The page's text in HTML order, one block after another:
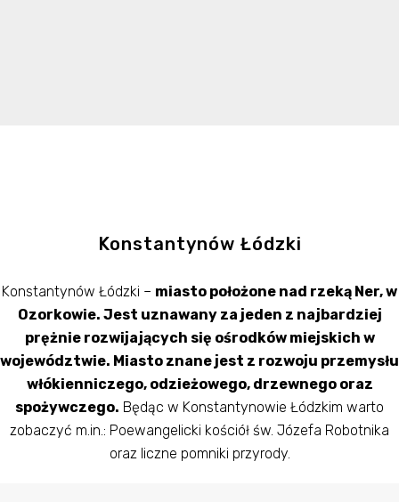
Konstantynów Łódzki
Konstantynów Łódzki – miasto położone nad rzeką Ner, w
Ozorkowie. Jest uznawany za jeden z najbardziej
prężnie rozwijających się ośrodków miejskich w
województwie. Miasto znane jest z rozwoju przemysłu
włókienniczego, odzieżowego, drzewnego oraz
spożywczego. Będąc w Konstantynowie Łódzkim warto
zobaczyć m.in.: Poewangelicki kościół św. Józefa Robotnika
oraz liczne pomniki przyrody.